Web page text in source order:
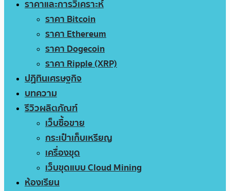
ราคาและการวิเคราะห์
ราคา Bitcoin
ราคา Ethereum
ราคา Dogecoin
ราคา Ripple (XRP)
ปฏิทินเศรษฐกิจ
บทความ
รีวิวผลิตภัณฑ์
เว็บซื้อขาย
กระเป๋าเก็บเหรียญ
เครื่องขุด
เว็บขุดแบบ Cloud Mining
ห้องเรียน